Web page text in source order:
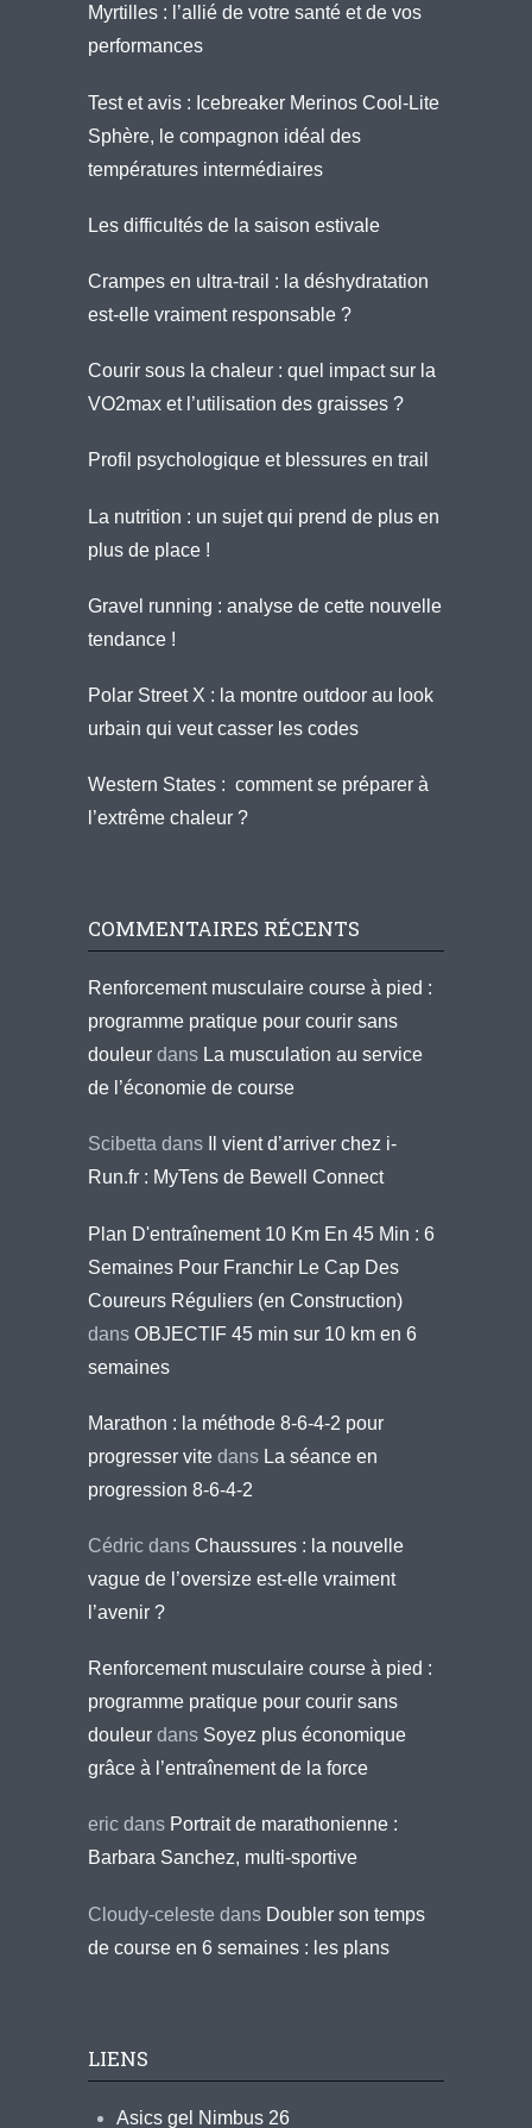
Myrtilles : l’allié de votre santé et de vos
performances
Test et avis : Icebreaker Merinos Cool-Lite
Sphère, le compagnon idéal des
températures intermédiaires
Les difficultés de la saison estivale
Crampes en ultra-trail : la déshydratation
est-elle vraiment responsable ?
Courir sous la chaleur : quel impact sur la
VO2max et l’utilisation des graisses ?
Profil psychologique et blessures en trail
La nutrition : un sujet qui prend de plus en
plus de place !
Gravel running : analyse de cette nouvelle
tendance !
Polar Street X : la montre outdoor au look
urbain qui veut casser les codes
Western States : comment se préparer à
l’extrême chaleur ?
COMMENTAIRES RÉCENTS
Renforcement musculaire course à pied :
programme pratique pour courir sans
douleur dans La musculation au service
de l’économie de course
Scibetta dans
Il vient d’arriver chez i-
Run.fr : MyTens de Bewell Connect
Plan D'entraînement 10 Km En 45 Min : 6
Semaines Pour Franchir Le Cap Des
Coureurs Réguliers (en Construction)
dans OBJECTIF 45 min sur 10 km en 6
semaines
Marathon : la méthode 8-6-4-2 pour
progresser vite dans La séance en
progression 8-6-4-2
Cédric dans Chaussures : la nouvelle
vague de l’oversize est-elle vraiment
l’avenir ?
Renforcement musculaire course à pied :
programme pratique pour courir sans
douleur dans Soyez plus économique
grâce à l’entraînement de la force
eric dans Portrait de marathonienne :
Barbara Sanchez, multi-sportive
Cloudy-celeste dans Doubler son temps
de course en 6 semaines : les plans
LIENS
Asics gel Nimbus 26